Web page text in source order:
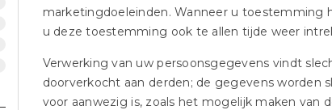
marketingdoeleinden. Wanneer u toestemming
u deze toestemming ook te allen tijde weer
Verwerking van uw persoonsgegevens vindt
doorverkocht aan derden; de gegevens worden
voor aanwezig is, zoals het mogelijk maken van